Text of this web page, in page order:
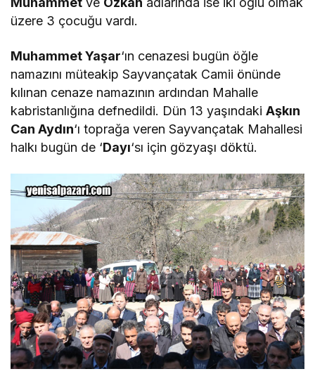
üzere 3 çocuğu vardı.
Muhammet Yaşar‘ın cenazesi bugün öğle
namazını müteakip Sayvançatak Camii önünde
kılınan cenaze namazının ardından Mahalle
kabristanlığına defnedildi. Dün 13 yaşındakiAşkın
Can Aydın‘ı toprağa veren Sayvançatak Mahallesi
halkı bugün de ‘Dayı‘sı için gözyaşı döktü.